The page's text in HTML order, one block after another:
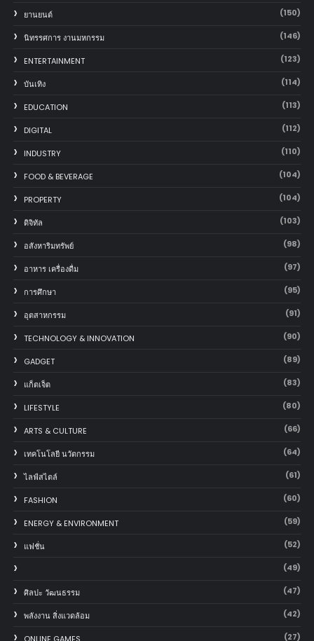
‎ยานยนต์‎ (150)
นิทรรศการ งานมหกรรม (146)
ENTERTAINMENT (123)
บันเทิง (114)
EDUCATION (113)
DIGITAL (112)
INDUSTRY (110)
FOOD & BEVERAGE (104)
PROPERTY (104)
ดิจิทัล (103)
อสังหาริมทรัพย์ (98)
อาหาร เครื่องดื่ม (97)
การศึกษา (95)
อุตสาหกรรม (91)
TECHNOLOGY & INNOVATION (90)
GADGET (89)
แก็ตเจ็ต (83)
LIFESTYLE (80)
ARTS & CULTURE (66)
เทคโนโลยี นวัตกรรม (64)
ไลฟ์สไตล์ (61)
FASHION (60)
ENERGY & ENVIRONMENT (59)
แฟชั่น (52)
(49)
ศิลปะ วัฒนธรรม (47)
พลังงาน สิ่งแวดล้อม (42)
ONLINE GAMES (27)